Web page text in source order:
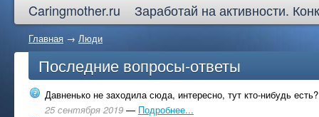
Caringmother.ru
Заработай на активности.
Главная → Люди
Последние вопросы-ответы
Давненько не заходила сюда, интересно, тут кто-нибудь есть?
25 сентября 2019 — Подробнее...